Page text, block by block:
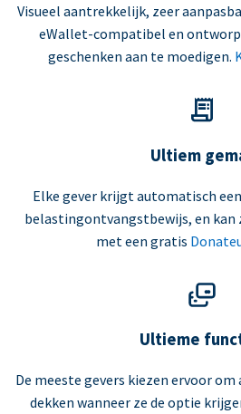
Visueel aantrekkelijk, zeer
eWallet-compatibel en
geschenken aan te moedigen.
Ultiem
Elke gever krijgt automatisch
belastingontvangstbewijs, en
met een gratis
Ultieme
De meeste gevers kiezen ervoor
dekken wanneer ze de optie